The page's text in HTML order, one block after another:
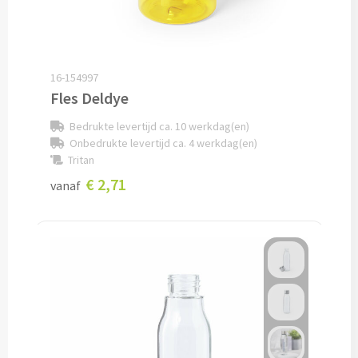
Pepernoten & Strooigoed
Schrijfwaren & Kantoorartikelen
Pennen
Balpennen bedrukken
Houten balpennen bedrukken
Alle schrijfwaren & pennen
16-154997
Fles Deldye
Bedrukte levertijd ca. 10 werkdag(en)
Onbedrukte levertijd ca. 4 werkdag(en)
Tritan
vanaf € 2,71